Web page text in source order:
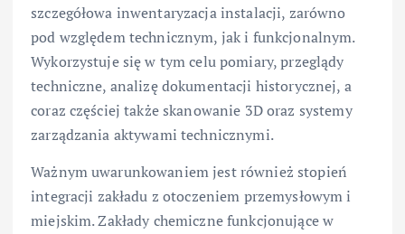
szczegółowa inwentaryzacja instalacji, zarówno
pod względem technicznym, jak i funkcjonalnym.
Wykorzystuje się w tym celu pomiary, przeglądy
techniczne, analizę dokumentacji historycznej, a
coraz częściej także skanowanie 3D oraz systemy
zarządzania aktywami technicznymi.
Ważnym uwarunkowaniem jest również stopień
integracji zakładu z otoczeniem przemysłowym i
miejskim. Zakłady chemiczne funkcjonujące w